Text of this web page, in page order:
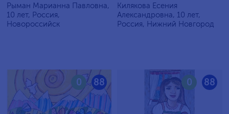
Рыман Марианна Павловна,
10 лет, Россия,
Новороссийск
Килякова Есения
Александровна, 10 лет,
Россия, Нижний Новгород
88
0 88
0